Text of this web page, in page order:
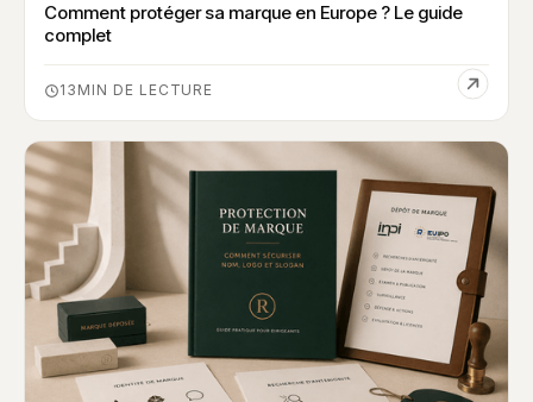
Comment protéger sa marque en Europe ? Le guide
complet
13